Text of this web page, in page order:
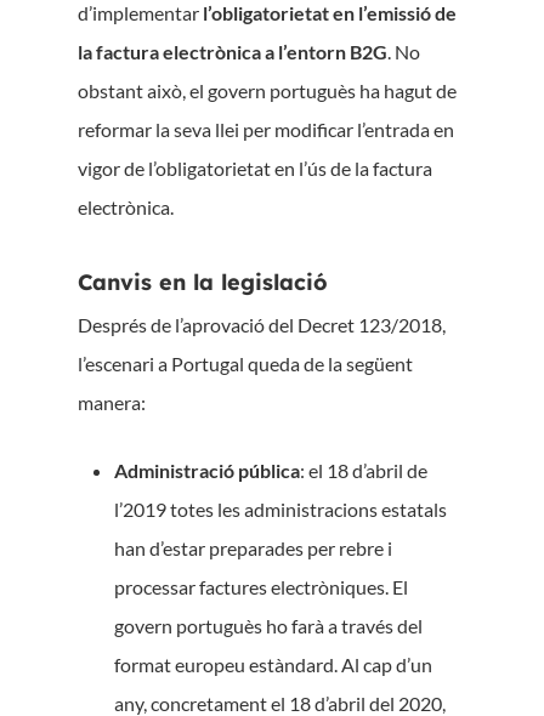
d’implementar l’obligatorietat en l’emissió de
la factura electrònica a l’entorn B2G. No
obstant això, el govern portuguès ha hagut de
reformar la seva llei per modificar l’entrada en
vigor de l’obligatorietat en l’ús de la factura
electrònica.
Canvis en la legislació
Després de l’aprovació del Decret 123/2018,
l’escenari a Portugal queda de la següent
manera:
Administració pública: el 18 d’abril de
l’2019 totes les administracions estatals
han d’estar preparades per rebre i
processar factures electròniques. El
govern portuguès ho farà a través del
format europeu estàndard. Al cap d’un
any, concretament el 18 d’abril del 2020,